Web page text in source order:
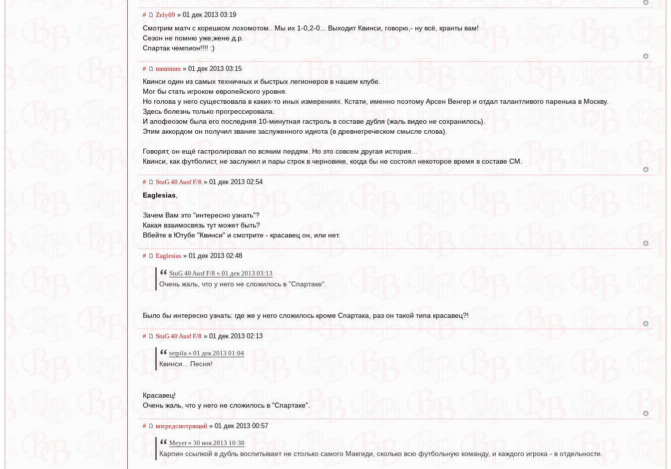
# Zely69 » 01 дек 2013 03:19
Смотрим матч с корешком лохомотом.. Мы их 1-0,2-0... Выходит Квинси, говорю,- ну всё, кранты вам!
Сезон не помню уже,жене д.р.
Спартак чемпион!!!! :)
# mmmmm » 01 дек 2013 03:15
Квинси один из самых техничных и быстрых легионеров в нашем клубе.
Мог бы стать игроком европейского уровня.
Но голова у него существовала в каких-то иных измерениях. Кстати, именно поэтому Арсен Венгер и отдал талантливого паренька в Москву.
Здесь болезнь только прогрессировала.
И апофеозом была его последняя 10-минутная гастроль в составе дубля (жаль видео не сохранилось).
Этим аккордом он получил звание заслуженного идиота (в древнегреческом смысле слова).
Говорят, он ещё гастролировал по всяким пердям. Но это совсем другая история...
Квинси, как футболист, не заслужил и пары строк в черновике, когда бы не состоял некоторое время в составе СМ.
# StuG 40 Ausf F/8 » 01 дек 2013 02:54
Eaglesias
Зачем Вам это "интересно узнать"?
Какая взаимосвязь тут может быть?
Вбейте в Ютубе "Квинси" и смотрите - красавец он, или нет.
# Eaglesias » 01 дек 2013 02:48
StuG 40 Ausf F/8 » 01 дек 2013 03:13
Очень жаль, что у него не сложилось в "Спартаке".
Было бы интересно узнать: где же у него сложилось кроме Спартака, раз он такой типа красавец?!
# StuG 40 Ausf F/8 » 01 дек 2013 02:13
terpila » 01 дек 2013 01:04
Квинси... Песня!
Красавец!
Очень жаль, что у него не сложилось в "Спартаке".
# впередсмотрящий » 01 дек 2013 00:57
Meyer » 30 ноя 2013 10:30
Карпин ссылкой в дубль воспитывает не столько самого Макгиди, сколько всю футбольную команду, и каждого игрока - в отдельности.